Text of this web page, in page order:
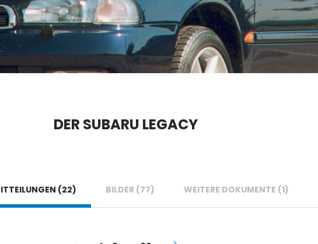
DER SUBARU LEGACY
(22) BILDER (77) WEITERE DOKUMENTE (1)